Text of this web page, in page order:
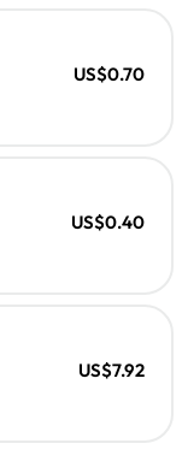
US$0.70
US$0.40
US$7.92